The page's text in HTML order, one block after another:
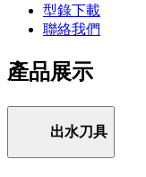
型錄下載
聯絡我們
產品展示
出水刀具